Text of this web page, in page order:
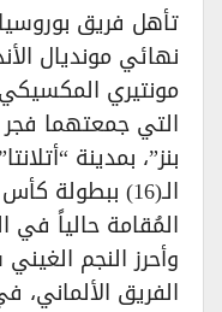
تأهل فريق بوروسيا
نهائي مونديال
التي جمعتهما
بنز”، بمدينة
المُقامة حالياً في
وأحرز النجم